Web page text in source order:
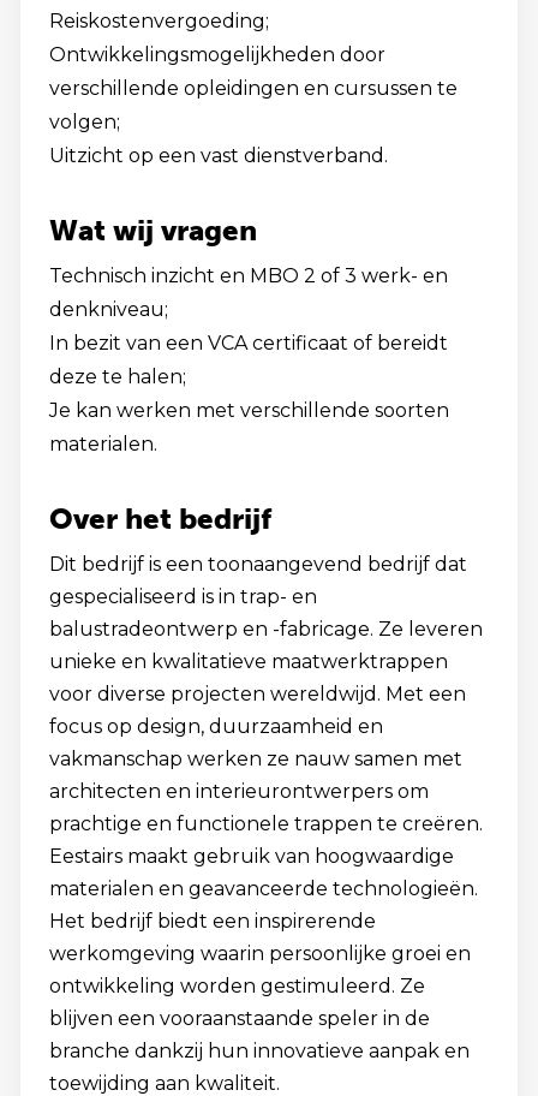
Reiskostenvergoeding;
Ontwikkelingsmogelijkheden door
verschillende opleidingen en cursussen te
volgen;
Uitzicht op een vast dienstverband.
Wat wij vragen
Technisch inzicht en MBO 2 of 3 werk- en
denkniveau;
In bezit van een VCA certificaat of bereidt
deze te halen;
Je kan werken met verschillende soorten
materialen.
Over het bedrijf
Dit bedrijf is een toonaangevend bedrijf dat
gespecialiseerd is in trap- en
balustradeontwerp en -fabricage. Ze leveren
unieke en kwalitatieve maatwerktrappen
voor diverse projecten wereldwijd. Met een
focus op design, duurzaamheid en
vakmanschap werken ze nauw samen met
architecten en interieurontwerpers om
prachtige en functionele trappen te creëren.
Eestairs maakt gebruik van hoogwaardige
materialen en geavanceerde technologieën.
Het bedrijf biedt een inspirerende
werkomgeving waarin persoonlijke groei en
ontwikkeling worden gestimuleerd. Ze
blijven een vooraanstaande speler in de
branche dankzij hun innovatieve aanpak en
toewijding aan kwaliteit.